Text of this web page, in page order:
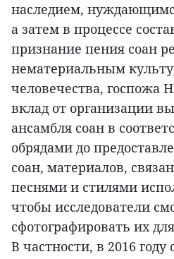
наследием,
а затем в процессе
признание пения соан
нематериальным
человечества, госпожа
вклад от организации
ансамбля соан в
обрядами до
соан, материалов,
песнями и стилями
чтобы исследователи
сфотографировать их
В частности, в 2016